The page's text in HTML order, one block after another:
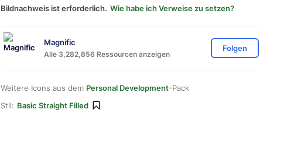
Bildnachweis ist erforderlich. Wie habe ich Verweise zu setzen?
Magnific
Alle 3,282,856 Ressourcen anzeigen
Folgen
Weitere Icons aus dem Personal Development-Pack
Stil: Basic Straight Filled